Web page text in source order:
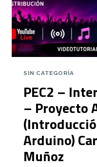
SIN CATEGORÍA
PEC2 –
– Proyecto
Arduino)
Muñoz